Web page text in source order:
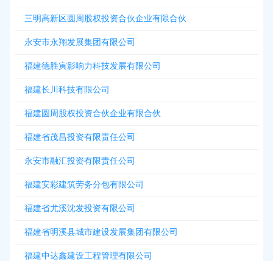
三明高新区圆周股权投资合伙企业有限合伙
永安市永翔发展集团有限公司
福建德胜寅影响力科技发展有限公司
福建长川科技有限公司
福建圆周股权投资合伙企业有限合伙
福建省茂昌投资有限责任公司
永安市融汇投资有限责任公司
福建安彩建筑劳务分包有限公司
福建省尤溪沈发投资有限公司
福建省明溪县城市建设发展集团有限公司
福建中达鑫建设工程管理有限公司